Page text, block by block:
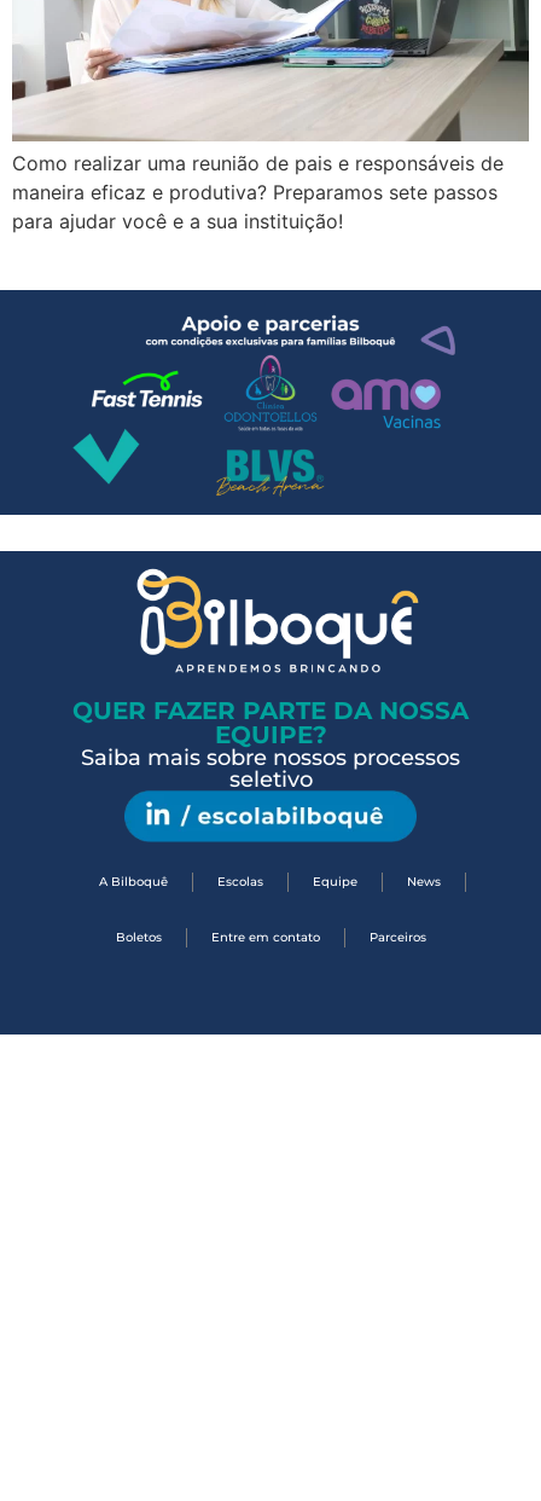
Como realizar uma reunião de pais e responsáveis de
maneira eficaz e produtiva? Preparamos sete passos
para ajudar você e a sua instituição!
QUER FAZER PARTE DA NOSSA
EQUIPE?
Saiba mais sobre nossos processos
seletivo
A Bilboquê Escolas Equipe News
Boletos Entre em contato Parceiros